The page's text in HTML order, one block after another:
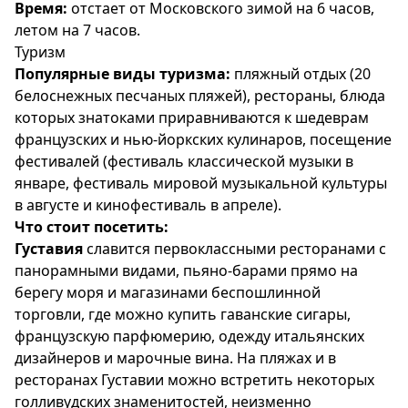
Время: отстает от Московского зимой на 6 часов,
летом на 7 часов.
Туризм
Популярные виды туризма: пляжный отдых (20
белоснежных песчаных пляжей), рестораны, блюда
которых знатоками приравниваются к шедеврам
французских и нью-йоркских кулинаров, посещение
фестивалей (фестиваль классической музыки в
январе, фестиваль мировой музыкальной культуры
в августе и кинофестиваль в апреле).
Что стоит посетить:
Густавияславится первоклассными ресторанами с
панорамными видами, пьяно-барами прямо на
берегу моря и магазинами беспошлинной
торговли, где можно купить гаванские сигары,
французскую парфюмерию, одежду итальянских
дизайнеров и марочные вина. На пляжах и в
ресторанах Густавии можно встретить некоторых
голливудских знаменитостей, неизменно